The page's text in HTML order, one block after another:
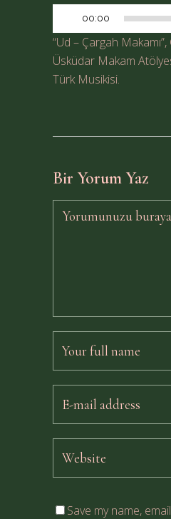
00:00
“Ud – Çargah
Üsküdar Makam
Türk Musikisi.
Bir Yorum Yaz
Save my name,